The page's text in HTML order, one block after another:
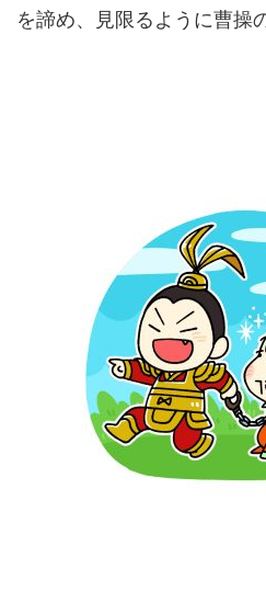
を諦め、見限るように曹操